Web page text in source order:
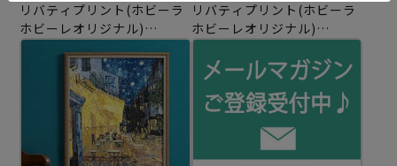
リバティプリント(ホビーラ
ホビーレオリジナル)
マリーナ・シーフラワー
リバティプリント(ホビーラ
ホビーレオリジナル)
ガーデン